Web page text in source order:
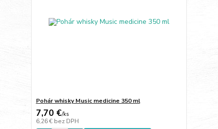
Pohár whisky Music medicine 350 ml
7,70 €/ks
6,26 € bez DPH